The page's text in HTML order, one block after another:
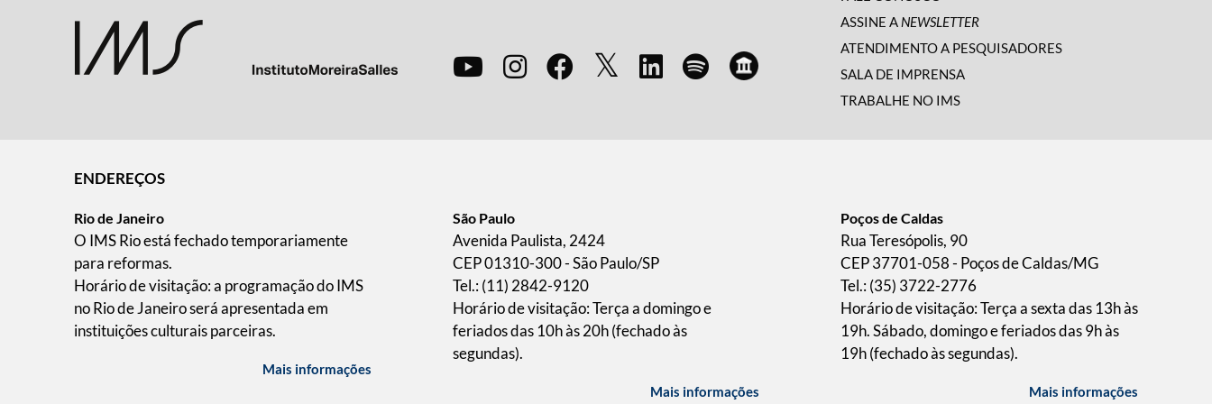
ASSINE A NEWSLETTER
ATENDIMENTO A PESQUISADORES
SALA DE IMPRENSA
TRABALHE NO IMS
ENDEREÇOS
Rio de Janeiro
O IMS Rio está fechado temporariamente
para reformas.
Horário de visitação: a programação do IMS
no Rio de Janeiro será apresentada em
instituições culturais parceiras.
Mais informações
São Paulo
Avenida Paulista, 2424
CEP 01310-300 - São Paulo/SP
Tel.: (11) 2842-9120
Horário de visitação: Terça a domingo e
feriados das 10h às 20h (fechado às
segundas).
Mais informações
Poços de Caldas
Rua Teresópolis, 90
CEP 37701-058 - Poços de Caldas/MG
Tel.: (35) 3722-2776
Horário de visitação: Terça a sexta das 13h às
19h. Sábado, domingo e feriados das 9h às
19h (fechado às segundas).
Mais informações